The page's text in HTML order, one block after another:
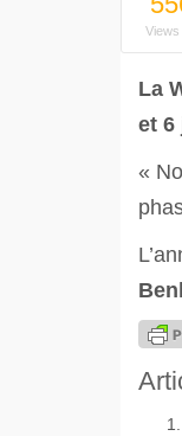
Views
La
et 6
«